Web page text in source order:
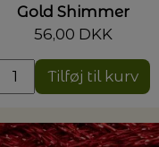
Gold Shimmer
56,00 DKK
Tilføj til kurv